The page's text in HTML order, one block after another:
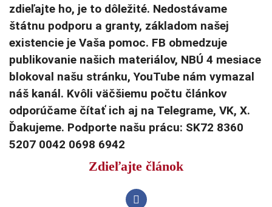
zdieľajte ho, je to dôležité. Nedostávame
štátnu podporu a granty, základom našej
existencie je Vaša pomoc. FB obmedzuje
publikovanie našich materiálov, NBÚ 4 mesiace
blokoval našu stránku, YouTube nám vymazal
náš kanál. Kvôli väčšiemu počtu článkov
odporúčame čítať ich aj na Telegrame, VK, X.
Ďakujeme. Podporte našu prácu: SK72 8360
5207 0042 0698 6942
Zdieľajte článok